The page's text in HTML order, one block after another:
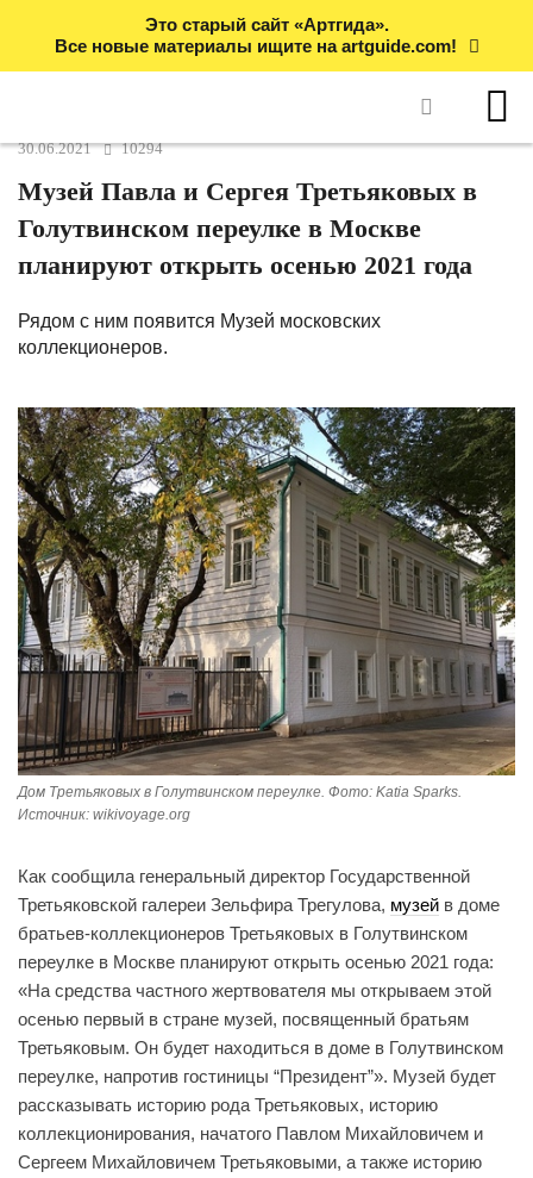
Это старый сайт «Артгида».
Все новые материалы ищите на artguide.com!
30.06.2021 10294
Музей Павла и Сергея Третьяковых в
Голутвинском переулке в Москве
планируют открыть осенью 2021 года
Рядом с ним появится Музей московских
коллекционеров.
Дом Третьяковых в Голутвинском переулке. Фото: Katia Sparks.
Источник: wikivoyage.org
Как сообщила генеральный директор Государственной
Третьяковской галереи Зельфира Трегулова, музей в доме
братьев-коллекционеров Третьяковых в Голутвинском
переулке в Москве планируют открыть осенью 2021 года:
«На средства частного жертвователя мы открываем этой
осенью первый в стране музей, посвященный братьям
Третьяковым. Он будет находиться в доме в Голутвинском
переулке, напротив гостиницы “Президент”». Музей будет
рассказывать историю рода Третьяковых, историю
коллекционирования, начатого Павлом Михайловичем и
Сергеем Михайловичем Третьяковыми, а также историю